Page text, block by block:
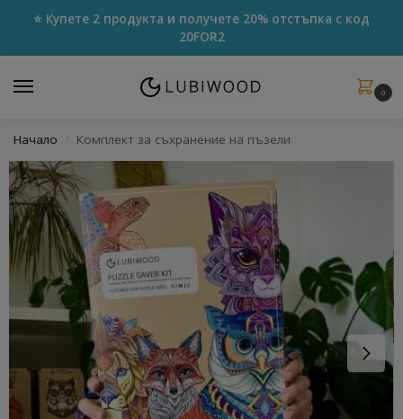
⭐ Купете 2 продукта и получете 20% отстъпка с код
20FOR2
0
Начало / Комплект за съхранение на пъзели